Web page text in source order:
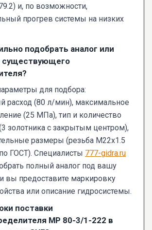
и, по возможности,
прогрев системы на низких
подобрать аналог или
существующего
для подбора:
расход (80 л/мин), максимальное
(25 МПа), тип и количество
золотника с закрытым центром),
размеры (резьба М22х1.5
ГОСТ). Специалисты 777-gidra.ru
полный аналог под вашу
вы предоставите маркировку
или описание гидросистемы.
поставки
МР 80-3/1-222 в